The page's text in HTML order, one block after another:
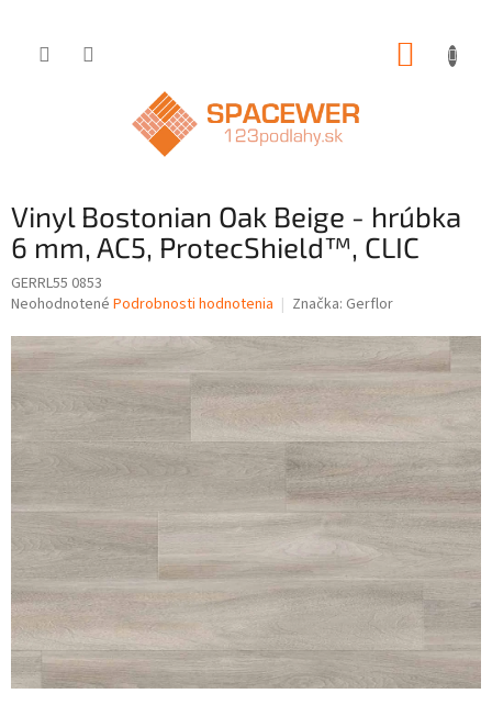
Vinyl Bostonian Oak Beige - hrúbka
6 mm, AC5, ProtecShield™, CLIC
GERRL55 0853
Priemerné
je
z
hviezdičiek.
Neohodnotené Podrobnosti hodnotenia Značka: Gerflor